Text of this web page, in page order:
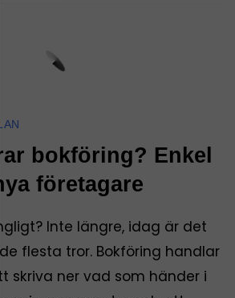
bokföring? Enkel
företagare
Inte längre, idag är det
flesta tror. Bokföring handlar
skriva ner vad som händer i